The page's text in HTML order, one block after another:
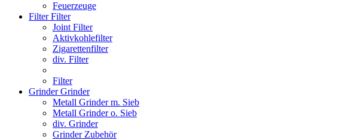
Feuerzeuge
FilterFilter
Joint Filter
Aktivkohlefilter
Zigarettenfilter
div. Filter
Filter
GrinderGrinder
Metall Grinder m. Sieb
Metall Grinder o. Sieb
div. Grinder
Grinder Zubehör